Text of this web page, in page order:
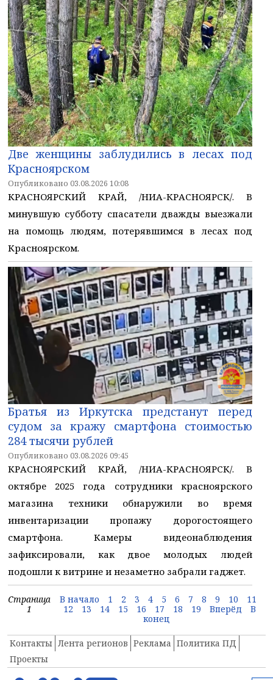
Две женщины заблудились в лесах под
Красноярском
Опубликовано 03.08.2026 10:08
КРАСНОЯРСКИЙ КРАЙ, /НИА-КРАСНОЯРСК/. В
минувшую субботу спасатели дважды выезжали
на помощь людям, потерявшимся в лесах под
Красноярском.
Братья из Иркутска предстанут перед
судом за кражу смартфона стоимостью
284 тысячи рублей
Опубликовано 03.08.2026 09:45
КРАСНОЯРСКИЙ КРАЙ, /НИА-КРАСНОЯРСК/. В
октябре 2025 года сотрудники красноярского
магазина техники обнаружили во время
инвентаризации пропажу дорогостоящего
смартфона. Камеры видеонаблюдения
зафиксировали, как двое молодых людей
подошли к витрине и незаметно забрали гаджет.
Страница
1
В начало 1 2 3 4 5 6 7 8 9 10
11
12
13 14 15 16 17 18 19 Вперёд
В
конец
Контакты Лента регионов Реклама Политика ПД
Проекты